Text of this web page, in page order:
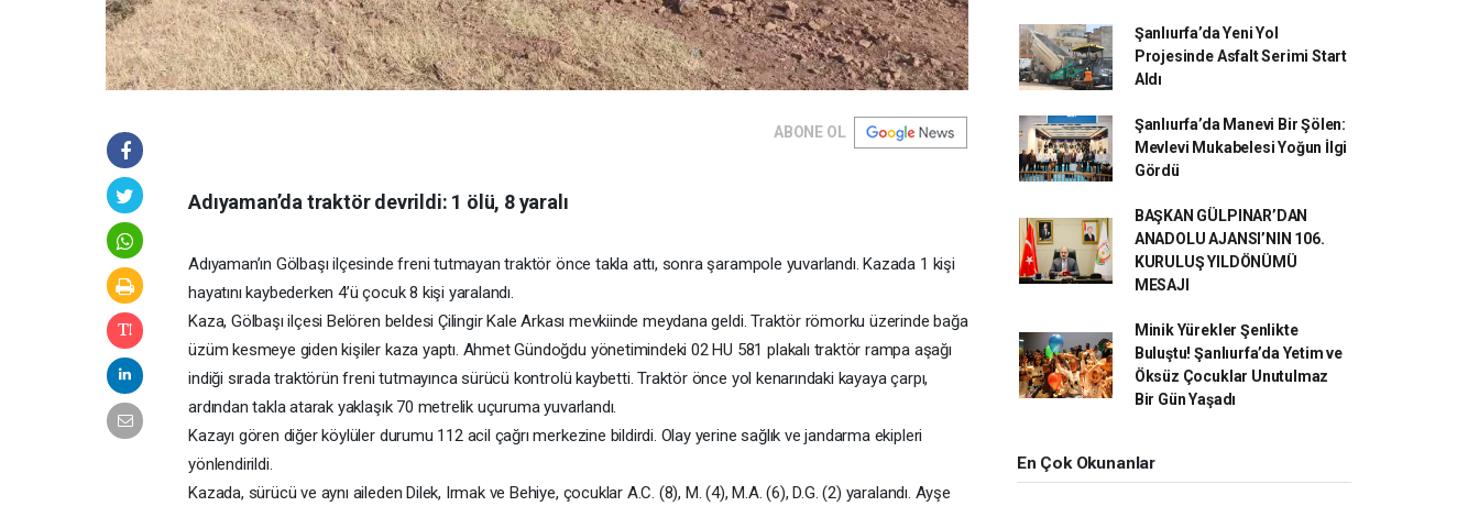
ABONE OL
Adıyaman’da traktör devrildi: 1 ölü, 8 yaralı
Adıyaman’ın Gölbaşı ilçesinde freni tutmayan traktör önce takla attı, sonra şarampole yuvarlandı. Kazada 1 kişi
hayatını kaybederken 4’ü çocuk 8 kişi yaralandı.
Kaza, Gölbaşı ilçesi Belören beldesi Çilingir Kale Arkası mevkiinde meydana geldi. Traktör römorku üzerinde bağa
üzüm kesmeye giden kişiler kaza yaptı. Ahmet Gündoğdu yönetimindeki 02 HU 581 plakalı traktör rampa aşağı
indiği sırada traktörün freni tutmayınca sürücü kontrolü kaybetti. Traktör önce yol kenarındaki kayaya çarpı,
ardından takla atarak yaklaşık 70 metrelik uçuruma yuvarlandı.
Kazayı gören diğer köylüler durumu 112 acil çağrı merkezine bildirdi. Olay yerine sağlık ve jandarma ekipleri
yönlendirildi.
Kazada, sürücü ve aynı aileden Dilek, Irmak ve Behiye, çocuklar A.C. (8), M. (4), M.A. (6), D.G. (2) yaralandı. Ayşe
Şanlıurfa’da Yeni Yol
Projesinde Asfalt Serimi Start
Aldı
Şanlıurfa’da Manevi Bir Şölen:
Mevlevi Mukabelesi Yoğun İlgi
Gördü
BAŞKAN GÜLPINAR’DAN
ANADOLU AJANSI’NIN 106.
KURULUŞ YILDÖNÜMÜ
MESAJI
Minik Yürekler Şenlikte
Buluştu! Şanlıurfa’da Yetim ve
Öksüz Çocuklar Unutulmaz
Bir Gün Yaşadı
En Çok Okunanlar